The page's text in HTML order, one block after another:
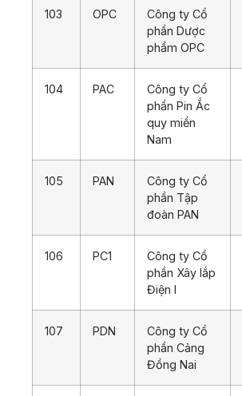
103 OPC
Công ty Cổ
phần Dược
phẩm OPC
104 PAC
Công ty Cổ
phần Pin Ắc
quy miền
Nam
105 PAN
Công ty Cổ
phần Tập
đoàn PAN
106 PC1
Công ty Cổ
phần Xây lắp
Điện I
107 PDN
Công ty Cổ
phần Cảng
Đồng Nai